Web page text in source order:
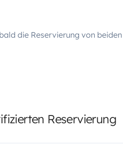
die Reservierung von
Reservierung